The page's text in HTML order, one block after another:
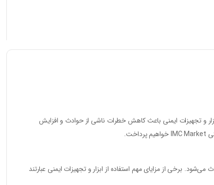
و تجهیزات ایمنی باعث کاهش خطرات ناشی از حوادث و افزایش
IMC Marketخواهیم پرداخت.
برخی از مزایای مهم استفاده از ابزار و تجهیزات ایمنی عبارتند